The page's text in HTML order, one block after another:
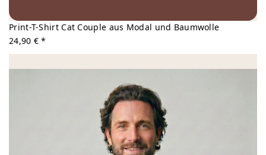
Print-T-Shirt Cat Couple aus Modal und Baumwolle
24,90 € *